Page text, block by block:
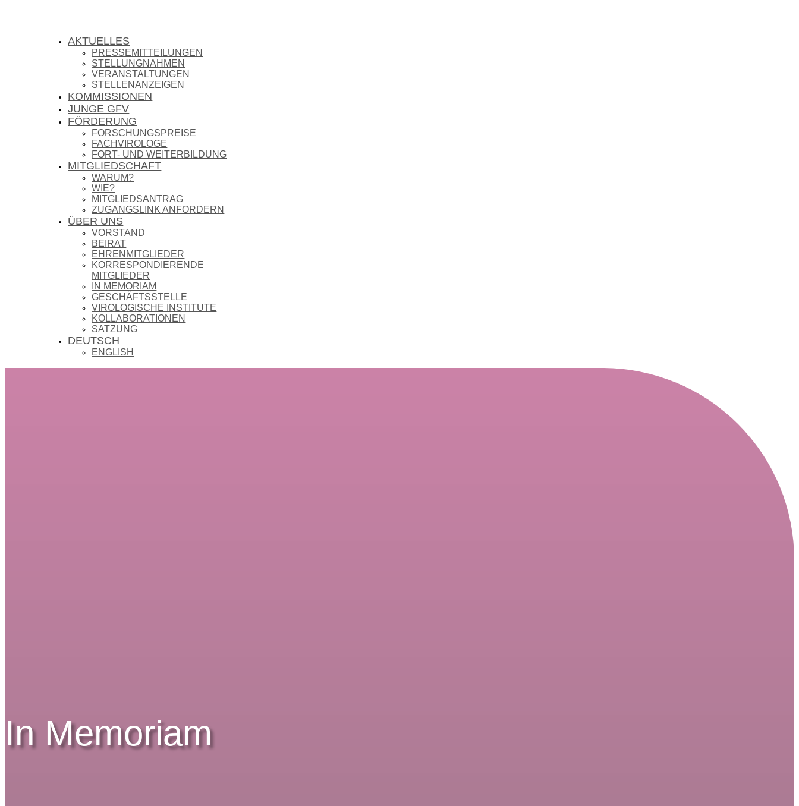
AKTUELLES
PRESSEMITTEILUNGEN
STELLUNGNAHMEN
VERANSTALTUNGEN
STELLENANZEIGEN
KOMMISSIONEN
JUNGE GFV
FÖRDERUNG
FORSCHUNGSPREISE
FACHVIROLOGE
FORT- UND WEITERBILDUNG
MITGLIEDSCHAFT
WARUM?
WIE?
MITGLIEDSANTRAG
ZUGANGSLINK ANFORDERN
ÜBER UNS
VORSTAND
BEIRAT
EHRENMITGLIEDER
KORRESPONDIERENDE
MITGLIEDER
IN MEMORIAM
GESCHÄFTSSTELLE
VIROLOGISCHE INSTITUTE
KOLLABORATIONEN
SATZUNG
DEUTSCH
ENGLISH
In Memoriam